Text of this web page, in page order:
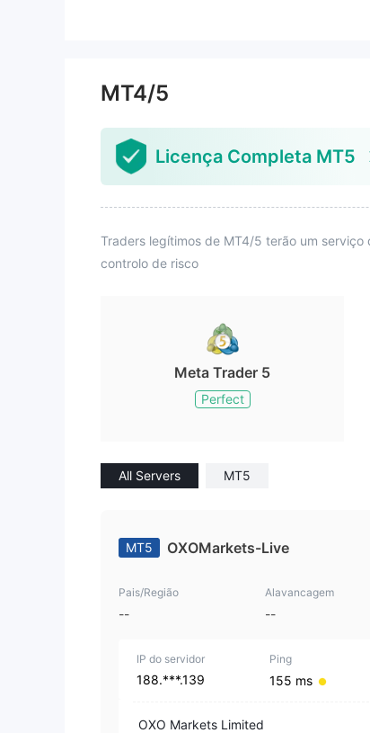
MT4/5
Licença Completa MT5
Traders legítimos de MT4/5 terão um
controlo de risco
Meta Trader 5
Perfect
All Servers MT5
MT5 OXOMarkets-Live
Pais/Região
--
Alavancagem
--
IP do servidor
188.***.139
Ping
155 ms
OXO Markets Limited